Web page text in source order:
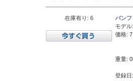
在庫有り: 6
バン
モデル:
価格:
重量:
登録